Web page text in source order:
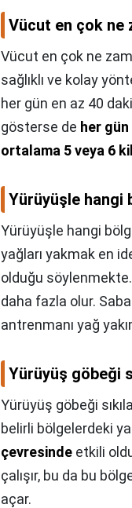
Vücut en çok ne
Vücut en çok ne
sağlıklı ve kolay
her gün en az 40
gösterse de her
ortalama 5 veya 6
Yürüyüşle hangi
Yürüyüşle hangi
yağları yakmak en
olduğu söylenmekte.
daha fazla olur.
antrenmanı yağ
Yürüyüş göbeği
Yürüyüş göbeği
belirli bölgelerdeki
çevresinde etkili
çalışır, bu da bu
açar.